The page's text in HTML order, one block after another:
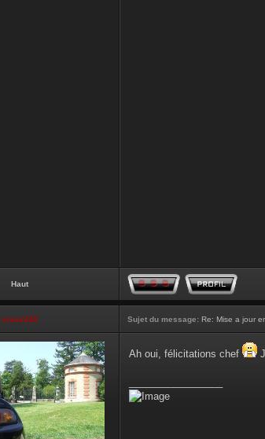
Haut
vmax330 Sujet du message: Re: Mise a jour
Ah oui, félicitations chef